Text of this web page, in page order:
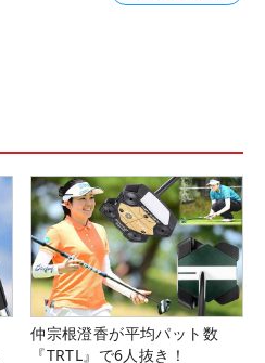
仲宗根澄香が平均パット数
『TRTL』で6人抜き！